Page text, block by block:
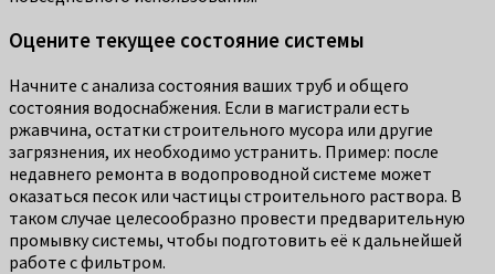
Оцените текущее состояние системы
Начните с анализа состояния ваших труб и общего
состояния водоснабжения. Если в магистрали есть
ржавчина, остатки строительного мусора или другие
загрязнения, их необходимо устранить. Пример: после
недавнего ремонта в водопроводной системе может
оказаться песок или частицы строительного раствора. В
таком случае целесообразно провести предварительную
промывку системы, чтобы подготовить её к дальнейшей
работе с фильтром.